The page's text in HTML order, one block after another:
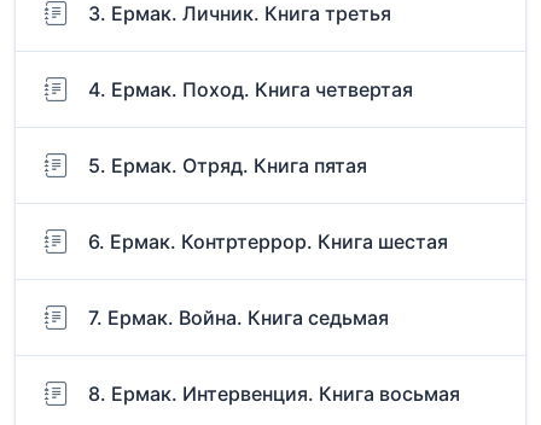
3. Ермак. Личник. Книга третья
4. Ермак. Поход. Книга четвертая
5. Ермак. Отряд. Книга пятая
6. Ермак. Контртеррор. Книга шестая
7. Ермак. Война. Книга седьмая
8. Ермак. Интервенция. Книга восьмая